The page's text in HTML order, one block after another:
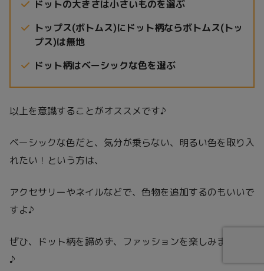
ドットの大きさは小さいものを選ぶ
トップス(ボトムス)にドット柄ならボトムス(トッ
プス)は無地
ドット柄はベーシックな色を選ぶ
以上を意識することがオススメです♪
ベーシックな色だと、気分が乗らない、明るい色を取り入
れたい！という方は、
アクセサリーやネイルなどで、色物を追加するのもいいで
すよ♪
ぜひ、ドット柄を諦めず、ファッションを楽しみましょう
♪